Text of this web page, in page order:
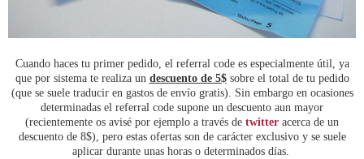
Cuando haces tu primer pedido, el referral code es especialmente útil, ya
que por sistema te realiza un descuento de 5$sobre el total de tu pedido
(que se suele traducir en gastos de envío gratis). Sin embargo en ocasiones
determinadas el referral code supone un descuento aun mayor
(recientemente os avisé por ejemplo a través de twitter acerca de un
descuento de 8$), pero estas ofertas son de carácter exclusivo y se suele
aplicar durante unas horas o determinados días.